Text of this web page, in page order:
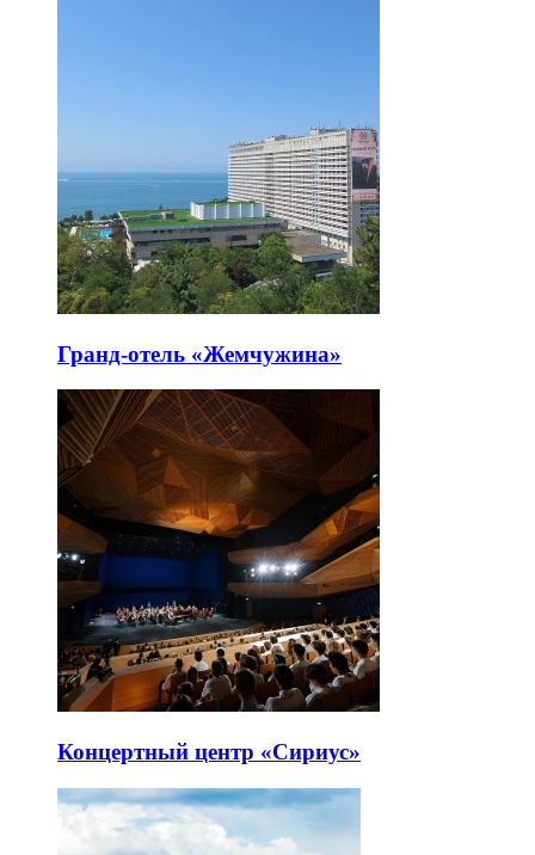
Гранд-отель «Жемчужина»
Концертный центр «Сириус»